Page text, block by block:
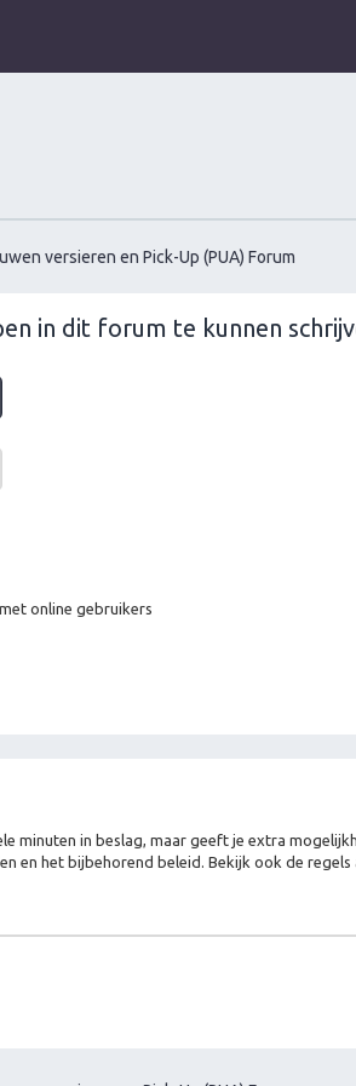
versieren en Pick-Up (PUA) Forum
in dit forum te kunnen
online gebruikers
minuten in beslag, maar geeft je extra
het bijbehorend beleid. Bekijk ook de